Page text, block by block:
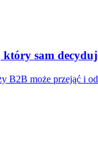
który sam
B2B może przejąć i